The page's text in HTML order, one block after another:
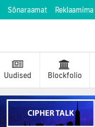
Sõnaraamat Reklaamima
Uudised Blockfolio